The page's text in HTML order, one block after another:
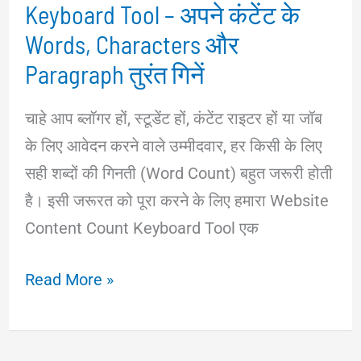
PDF
Keyboard Tool – अपने कंटेंट के
Words, Characters और
Paragraph तुरंत गिनें
चाहे आप ब्लॉगर हों, स्टूडेंट हों, कंटेंट राइटर हों या जॉब
के लिए आवेदन करने वाले उम्मीदवार, हर किसी के लिए
सही शब्दों की गिनती (Word Count) बहुत जरूरी होती
है। इसी जरूरत को पूरा करने के लिए हमारा Website
Content Count Keyboard Tool एक
Website
Count
Read More »